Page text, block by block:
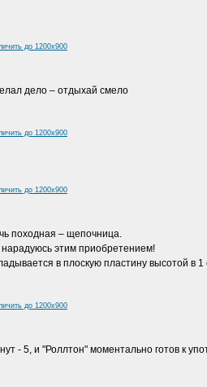
до 1200x900
дело – отдыхай смело
до 1200x900
до 1200x900
походная – щепочница.
этим приобретением!
в плоскую пластину высотой в 1
до 1200x900
- 5, и "Роллтон" моментально готов к